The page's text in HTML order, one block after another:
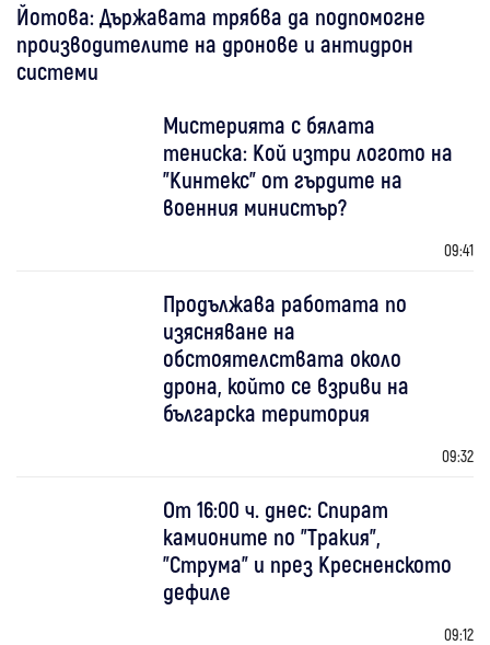
Йотова: Държавата трябва да подпомогне
производителите на дронове и антидрон
системи
Мистерията с бялата
тениска: Кой изтри логото на
"Кинтекс" от гърдите на
военния министър?
09:41
Продължава работата по
изясняване на
обстоятелствата около
дрона, който се взриви на
българска територия
09:32
От 16:00 ч. днес: Спират
камионите по "Тракия",
"Струма" и през Кресненското
дефиле
09:12